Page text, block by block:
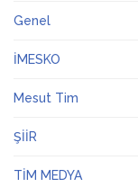
Genel
İMESKO
Mesut Tim
ŞİİR
TİM MEDYA